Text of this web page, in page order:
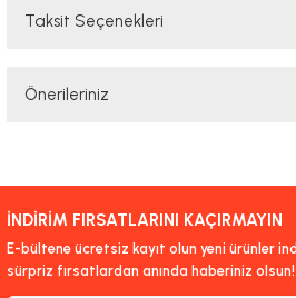
Taksit Seçenekleri
Önerileriniz
yetersiz gördüğünüz noktaları öneri formunu
iletebilirsiniz.
Görüş ve önerileriniz için teşekkür ederiz.
İNDİRİM FIRSATLARINI KAÇIRMAYIN
E-bültene ücretsiz kayıt olun yeni ürünler
sürpriz fırsatlardan anında haberiniz olsun!